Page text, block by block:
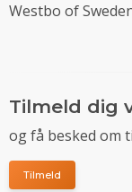
Westbo of
Tilmeld dig
og få besked om
Tilmeld